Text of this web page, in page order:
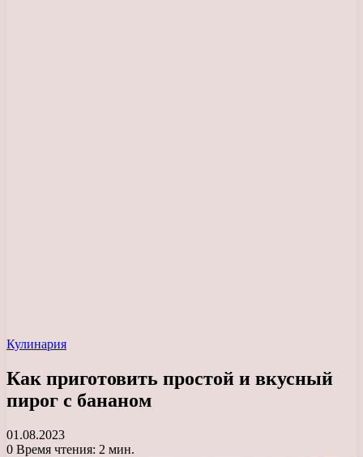
Кулинария
Как приготовить простой и вкусный
пирог с бананом
01.08.2023
0 Время чтения: 2 мин.